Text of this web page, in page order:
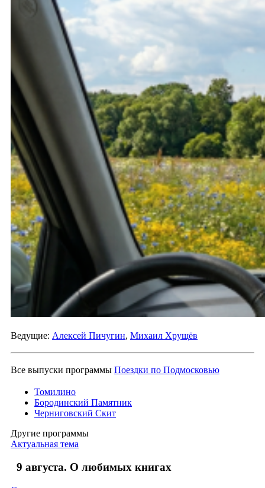
Ведущие: Алексей Пичугин, Михаил Хрущёв
Все выпуски программы Поездки по Подмосковью
Томилино
Бородинский Памятник
Черниговский Скит
Другие программы
Актуальная тема
9 августа. О любимых книгах